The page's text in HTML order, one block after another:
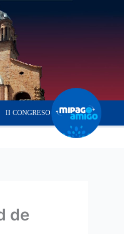
II CONGRESO
de